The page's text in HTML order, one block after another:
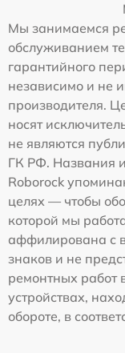
Мы занимаемся
обслуживанием
гарантийного
независимо и не
производителя.
носят
не являются
ГК РФ. Названия
Roborock
целях — чтобы
которой мы
аффилирована с
знаков и не
ремонтных работ
устройствах,
обороте, в